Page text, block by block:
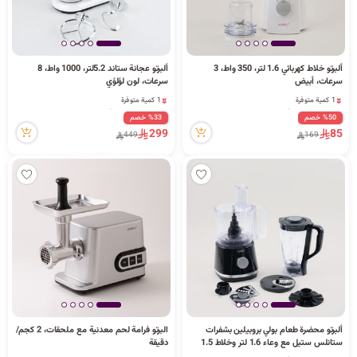
ألبرتو خلاط كهربائي 1.6 لتر، 350 واط، 3
سرعات، أبيض
1 كمية متوفرة
5 مشاهدة مؤخراً
1 كمية متوفرة
5 مشاهدة مؤخراً
%50 خصم
85
169
ألبرتو عجانة ستاند 5.2لتر، 1000 واط، 8
سرعات، لون لؤلؤي
1 كمية متوفرة
29 مشاهدة مؤخراً
1 كمية متوفرة
29 مشاهدة مؤخراً
%33 خصم
299
449
ألبرتو محضرة طعام بولي بروبيلين بشفرات
ستانلس ستيل مع وعاء 1.6 لتر وخلاط 1.5
البرتو فرامة لحم معدنية مع ملحقات، 2 كجم/
دقيقة